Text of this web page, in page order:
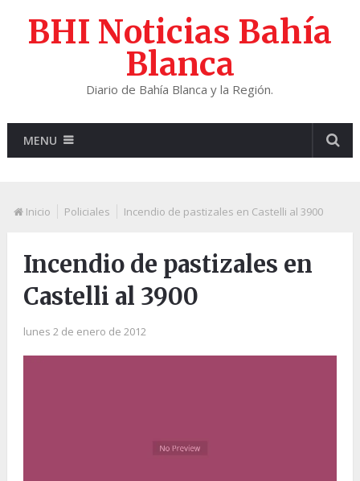
BHI Noticias Bahía
Blanca
Diario de Bahía Blanca y la Región.
MENU
Inicio Policiales Incendio de pastizales en Castelli al 3900
Incendio de pastizales en
Castelli al 3900
lunes 2 de enero de 2012